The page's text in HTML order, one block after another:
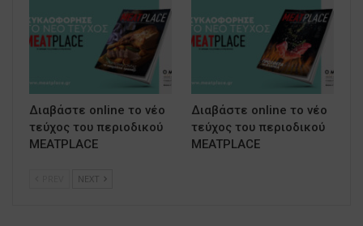
Διαβάστε online το νέο
τεύχος του περιοδικού
MEATPLACE
Διαβάστε online το νέο
τεύχος του περιοδικού
MEATPLACE
NEXT